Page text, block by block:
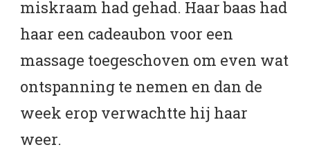
miskraam had gehad. Haar baas had
haar een cadeaubon voor een
massage toegeschoven om even wat
ontspanning te nemen en dan de
week erop verwachtte hij haar
weer.